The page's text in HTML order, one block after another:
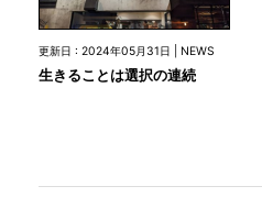
更新日 : 2024年05月31日 | NEWS
生きることは選択の連続